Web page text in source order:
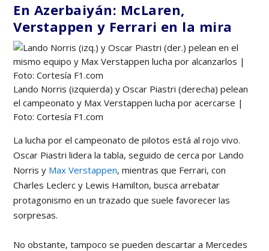
En Azerbaiyán: McLaren,
Verstappen y Ferrari en la mira
Lando Norris (izquierda) y Oscar Piastri (derecha) pelean
el campeonato y Max Verstappen lucha por acercarse |
Foto: Cortesía F1.com
La lucha por el campeonato de pilotos está al rojo vivo.
Oscar Piastri lidera la tabla, seguido de cerca por Lando
Norris y Max Verstappen, mientras que Ferrari, con
Charles Leclerc y Lewis Hamilton, busca arrebatar
protagonismo en un trazado que suele favorecer las
sorpresas.
No obstante, tampoco se pueden descartar a Mercedes